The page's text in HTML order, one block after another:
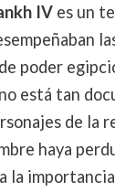
IVes un
poder
está tan
de la
haya
la